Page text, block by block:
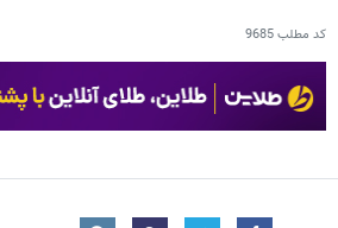
کد مطلب9685